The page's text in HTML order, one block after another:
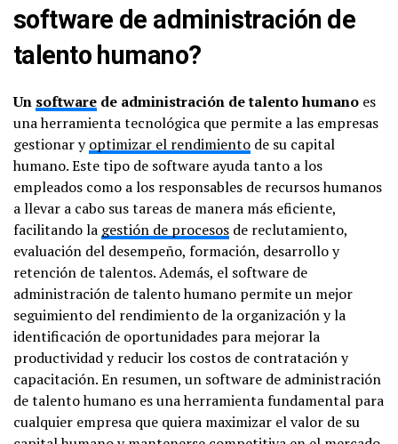
software de administración de
talento humano?
Un software de administración de talento humano es
una herramienta tecnológica que permite a las empresas
gestionar yoptimizar el rendimiento de su capital
humano. Este tipo de software ayuda tanto a los
empleados como a los responsables de recursos humanos
a llevar a cabo sus tareas de manera más eficiente,
facilitando la gestión de procesos de reclutamiento,
evaluación del desempeño, formación, desarrollo y
retención de talentos. Además, el software de
administración de talento humano permite un mejor
seguimiento del rendimiento de la organización y la
identificación de oportunidades para mejorar la
productividad y reducir los costos de contratación y
capacitación. En resumen, un software de administración
de talento humano es una herramienta fundamental para
cualquier empresa que quiera maximizar el valor de su